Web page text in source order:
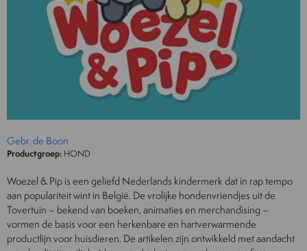
Gebr. de Boon
Productgroep: HOND
Woezel & Pip is een geliefd Nederlands kindermerk dat in rap tempo
aan populariteit wint in België. De vrolijke hondenvriendjes uit de
Tovertuin – bekend van boeken, animaties en merchandising –
vormen de basis voor een herkenbare en hartverwarmende
productlijn voor huisdieren. De artikelen zijn ontwikkeld met aandacht